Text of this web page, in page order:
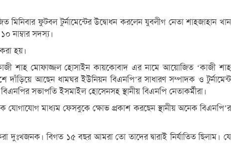
ফুটবল টুর্নামেন্টের উদ্বোধন করলেন যুবলীগ নেতা শাহজাহান খান
নাম্বার সদস্য।
হয়।
শাহ মোফাজ্জল হোসাইন কায়কোবাদ এর নামে আয়োজিত ‘কাজী শাহ
দাঁড়িয়ে আছেন ধামঘর ইউনিয়ন বিএনপি’র সাধারণ সম্পাদক ও টুর্নামেন্ট
সভাপতি ইসমাইল হোসেনসহ স্থানীয় বিএনপি নেতাকর্মীরা।
যোগাযোগ মাধ্যম ফেসবুকে ক্ষোভ প্রকাশ করছেন স্থানীয় অনেক বিএনপি’র
দুঃখজনক। বিগত ১৫ বছর আমরা তো তাদের দ্বারাই নির্যাতিত ছিলাম। যে